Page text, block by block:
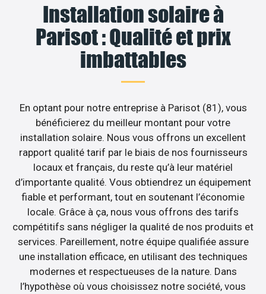
Installation solaire à
Parisot : Qualité et prix
imbattables
En optant pour notre entreprise à Parisot (81), vous
bénéficierez du meilleur montant pour votre
installation solaire. Nous vous offrons un excellent
rapport qualité tarif par le biais de nos fournisseurs
locaux et français, du reste qu’à leur matériel
d’importante qualité. Vous obtiendrez un équipement
fiable et performant, tout en soutenant l’économie
locale. Grâce à ça, nous vous offrons des tarifs
compétitifs sans négliger la qualité de nos produits et
services. Pareillement, notre équipe qualifiée assure
une installation efficace, en utilisant des techniques
modernes et respectueuses de la nature. Dans
l’hypothèse où vous choisissez notre société, vous